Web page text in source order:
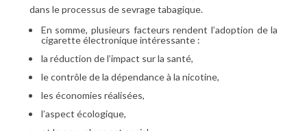
dans le processus de sevrage tabagique.
En somme, plusieurs facteurs rendent l’adoption de la
cigarette électronique intéressante :
la réduction de l’impact sur la santé,
le contrôle de la dépendance à la nicotine,
les économies réalisées,
l’aspect écologique,